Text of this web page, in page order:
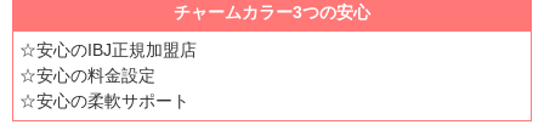
チャームカラー3つの安心
☆安心のIBJ正規加盟店
☆安心の料金設定
☆安心の柔軟サポート